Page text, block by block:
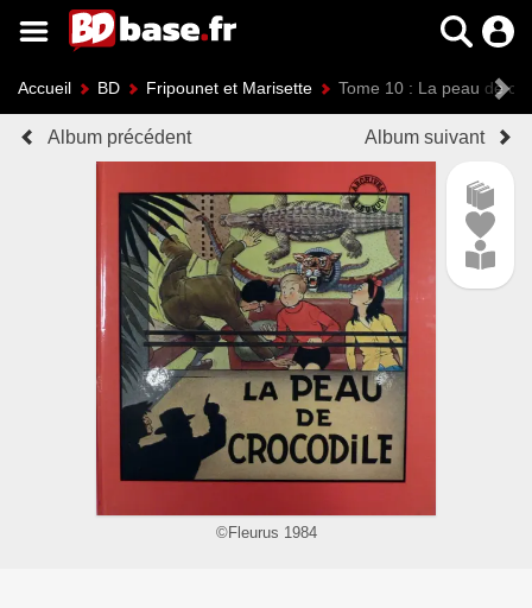
Accueil BD Fripounet et Marisette Tome 10 : La peau de
Album précédent Album suivant
©Fleurus 1984